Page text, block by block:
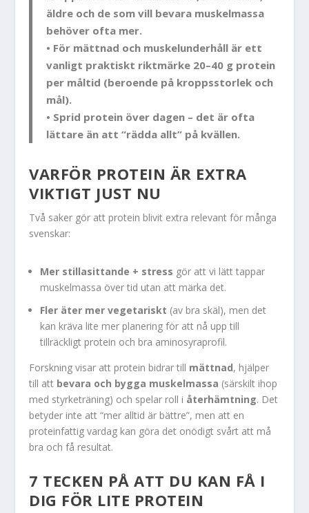
äldre och de som vill bevara muskelmassa
behöver ofta mer.
• För mättnad och muskelunderhåll är ett
vanligt praktiskt riktmärke 20–40 g protein
per måltid (beroende på kroppsstorlek och
mål).
• Sprid protein över dagen – det är ofta
lättare än att “rädda allt” på kvällen.
VARFÖR PROTEIN ÄR EXTRA
VIKTIGT JUST NU
Två saker gör att protein blivit extra relevant för många
svenskar:
Mer stillasittande + stress gör att vi lätt tappar
muskelmassa över tid utan att märka det.
Fler äter mer vegetariskt (av bra skäl), men det
kan kräva lite mer planering för att nå upp till
tillräckligt protein och bra aminosyraprofil.
Forskning visar att protein bidrar till mättnad, hjälper
till att bevara och bygga muskelmassa (särskilt ihop
med styrketräning) och spelar roll i återhämtning. Det
betyder inte att “mer alltid är bättre”, men att en
proteinfattig vardag kan göra det onödigt svårt att må
bra och få resultat.
7 TECKEN PÅ ATT DU KAN FÅ I
DIG FÖR LITE PROTEIN